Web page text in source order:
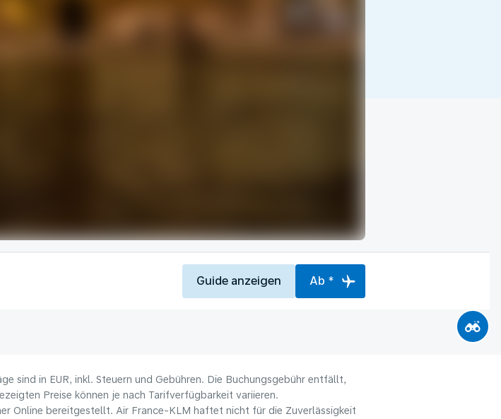
Guide anzeigen Ab *
sind in EUR, inkl. Steuern und Gebühren. Die Buchungsgebühr entfällt,
Preise können je nach Tarifverfügbarkeit variieren.
Online bereitgestellt. Air France-KLM haftet nicht für die Zuverlässigkeit